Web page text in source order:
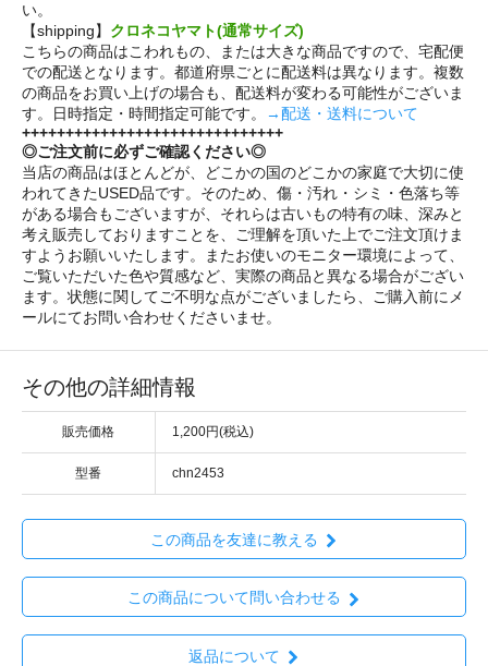
い。
【shipping】 クロネコヤマト(通常サイズ)
こちらの商品はこわれもの、または大きな商品ですので、宅配便
での配送となります。都道府県ごとに配送料は異なります。複数
の商品をお買い上げの場合も、配送料が変わる可能性がございま
す。日時指定・時間指定可能です。
→配送・送料について
++++++++++++++++++++++++++++++
◎ご注文前に必ずご確認ください◎
当店の商品はほとんどが、どこかの国のどこかの家庭で大切に使
われてきたUSED品です。そのため、傷・汚れ・シミ・色落ち等
がある場合もございますが、それらは古いもの特有の味、深みと
考え販売しておりますことを、ご理解を頂いた上でご注文頂けま
すようお願いいたします。またお使いのモニター環境によって、
ご覧いただいた色や質感など、実際の商品と異なる場合がござい
ます。状態に関してご不明な点がございましたら、ご購入前にメ
ールにてお問い合わせくださいませ。
その他の詳細情報
販売価格 1,200円(税込)
型番 chn2453
この商品を友達に教える
この商品について問い合わせる
返品について